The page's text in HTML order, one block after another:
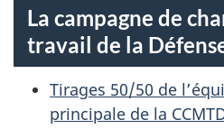
La campagne de
travail de la
Tirages 50/50 de
principale de la